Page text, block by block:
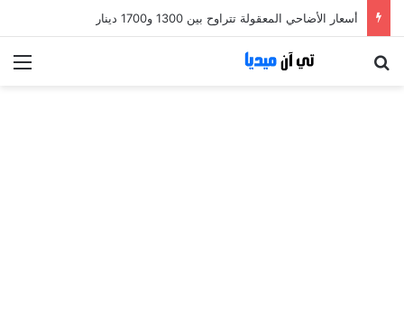
أسعار الأضاحي المعقولة تتراوح بين 1300 و1700 دينار